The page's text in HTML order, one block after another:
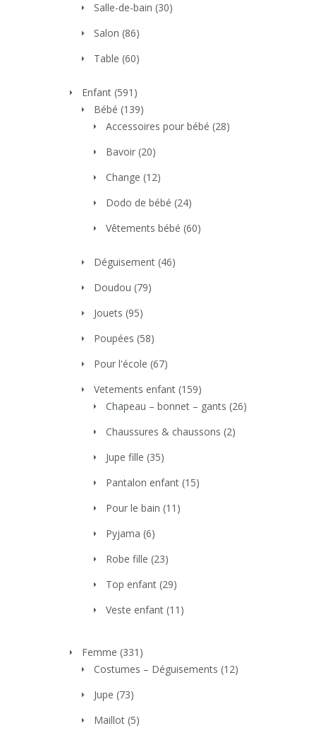
Salle-de-bain (30)
Salon (86)
Table (60)
Enfant (591)
Bébé (139)
Accessoires pour bébé (28)
Bavoir (20)
Change (12)
Dodo de bébé (24)
Vêtements bébé (60)
Déguisement (46)
Doudou (79)
Jouets (95)
Poupées (58)
Pour l'école (67)
Vetements enfant (159)
Chapeau – bonnet – gants (26)
Chaussures & chaussons (2)
Jupe fille (35)
Pantalon enfant (15)
Pour le bain (11)
Pyjama (6)
Robe fille (23)
Top enfant (29)
Veste enfant (11)
Femme (331)
Costumes – Déguisements (12)
Jupe (73)
Maillot (5)